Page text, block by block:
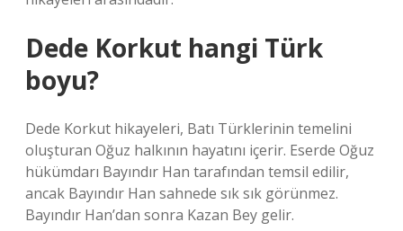
Dede Korkut hangi Türk
boyu?
Dede Korkut hikayeleri, Batı Türklerinin temelini
oluşturan Oğuz halkının hayatını içerir. Eserde Oğuz
hükümdarı Bayındır Han tarafından temsil edilir,
ancak Bayındır Han sahnede sık sık görünmez.
Bayındır Han’dan sonra Kazan Bey gelir.